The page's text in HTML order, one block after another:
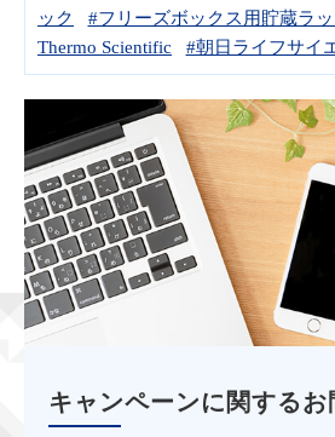
ック
#フリーズボックス用貯蔵ラッ
Thermo Scientific
#朝日ライフサイ
キャンペーンに関するお